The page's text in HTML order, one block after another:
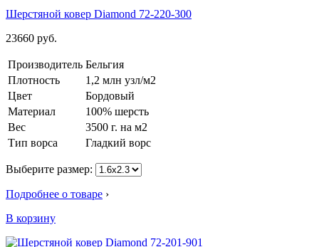
Шерстяной ковер Diamond 72-220-300
23660 руб.
Производитель Бельгия
Плотность
1,2 млн узл/м2
Цвет
Бордовый
Материал
100% шерсть
Вес
3500 г. на м2
Тип ворса
Гладкий ворс
Выберите размер:
Подробнее о товаре ›
В корзину